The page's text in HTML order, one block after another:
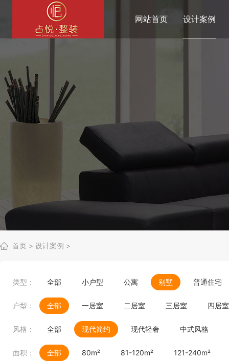
网站首页 设计案例
首页 > 设计案例 >
类型： 全部 小户型 公寓 别墅 普通住宅
户型： 全部 一居室 二居室 三居室 四居室
风格： 全部 现代简约 现代轻奢 中式风格
面积： 全部 80m² 81-120m² 121-240m²